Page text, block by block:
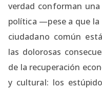
verdad conforman
política —pese a que
ciudadano común
las dolorosas
de la recuperación
y cultural: los